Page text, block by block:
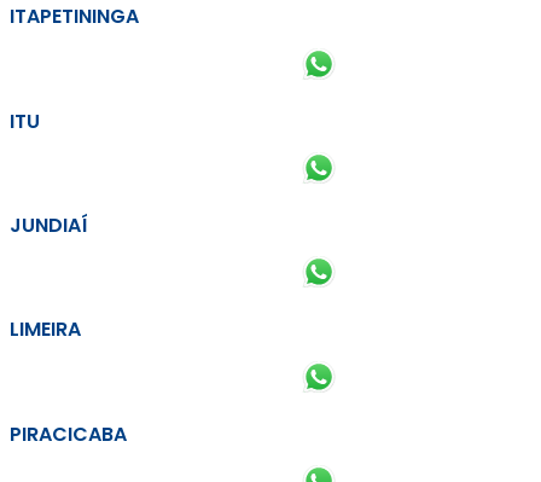
ITAPETININGA
ITU
JUNDIAÍ
LIMEIRA
PIRACICABA